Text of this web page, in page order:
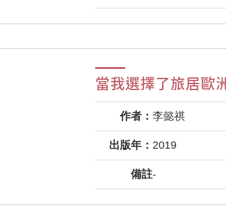
當我選擇了旅居歐
作者： 李懿祺
出版年： 2019
備註-